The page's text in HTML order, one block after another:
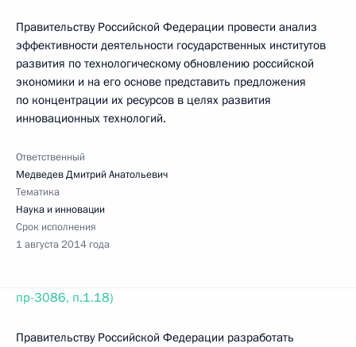
Правительству Российской Федерации провести анализ
эффективности деятельности государственных институтов
развития по технологическому обновлению российской
экономики и на его основе представить предложения
по концентрации их ресурсов в целях развития
инновационных технологий.
Ответственный
Медведев Дмитрий Анатольевич
Тематика
Наука и инновации
Срок исполнения
1 августа 2014 года
пр-3086, п.1.18)
Правительству Российской Федерации разработать